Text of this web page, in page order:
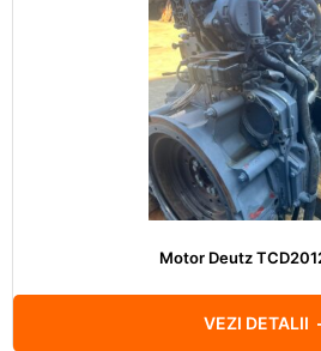
Motor Deutz
VEZI DETALII